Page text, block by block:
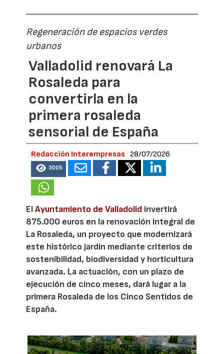
Regeneración de espacios verdes
urbanos
Valladolid renovará La
Rosaleda para
convertirla en la
primera rosaleda
sensorial de España
Redacción Interempresas 28/07/2026
3005
ElAyuntamiento de Valladolid invertirá
875.000 euros en la renovación integral de
La Rosaleda, un proyecto que modernizará
este histórico jardín mediante criterios de
sostenibilidad, biodiversidad y horticultura
avanzada. La actuación, con un plazo de
ejecución de cinco meses, dará lugar a la
primera Rosaleda de los Cinco Sentidos de
España.